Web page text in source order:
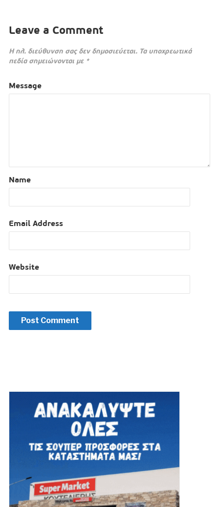
Leave a Comment
Η ηλ. διεύθυνση σας δεν δημοσιεύεται. Τα υποχρεωτικά
πεδία σημειώνονται με *
Message
Name
Email Address
Website